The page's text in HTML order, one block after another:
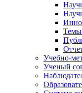
Учебно-
Ученый